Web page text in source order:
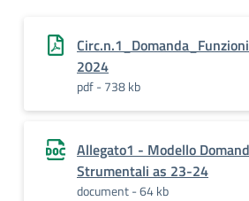
2024
pdf - 738 kb
Allegato1 - Modello
Strumentali as 23-24
document - 64 kb